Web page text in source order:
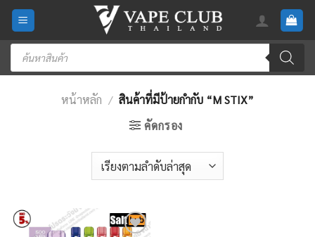
Skip
content
Products
search
หน้าหลัก / สินค้าที่มีป้ายกำกับ “M STIX”
คัดกรอง